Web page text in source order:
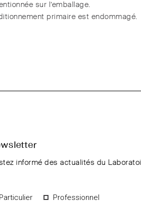
sur l’emballage.
primaire est endommagé.
informé des actualités du
Particulier Professionnel